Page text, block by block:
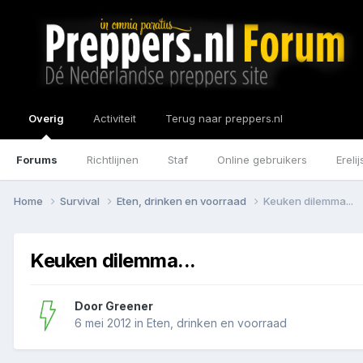
Overig
Forums Richtlijnen Staf Online gebruikers
Activiteit Terug naar preppers.nl
Home Survival Eten, drinken en voorraad Keuken dilemma...
Keuken dilemma...
Door Greener
6 mei 2012 in Eten, drinken en voorraad